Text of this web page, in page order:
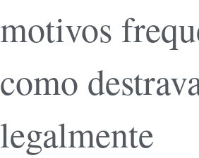
motivos
como
legalmente